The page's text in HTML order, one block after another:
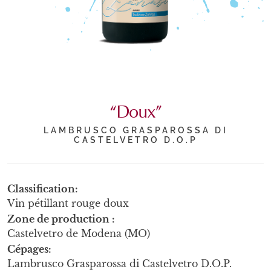
“Doux”
LAMBRUSCO GRASPAROSSA DI
CASTELVETRO D.O.P
Classification
Vin pétillant rouge doux
Zone de production
Castelvetro de Modena (MO)
Cépages
Lambrusco Grasparossa di Castelvetro D.O.P.